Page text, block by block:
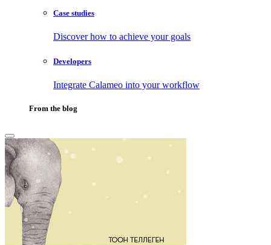
Case studies
Discover how to achieve your goals
Developers
Integrate Calameo into your workflow
From the blog